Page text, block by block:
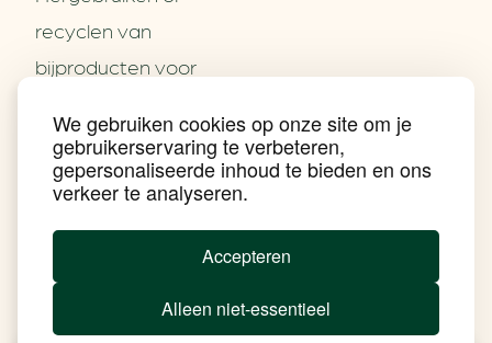
We gebruiken cookies op onze site om je
gebruikerservaring te verbeteren,
gepersonaliseerde inhoud te bieden en ons
verkeer te analyseren.
Accepteren
Alleen niet-essentieel
Partners
Contact
Nieuws
Praktijkverhalen
Events
Nieuwsbrief
Achtergrond klimaatverandering
Beprijzing van CO2
Verduurzamen bedrijventerrein
recyclen van
bijproducten voor
Energie besparen op
uw PC